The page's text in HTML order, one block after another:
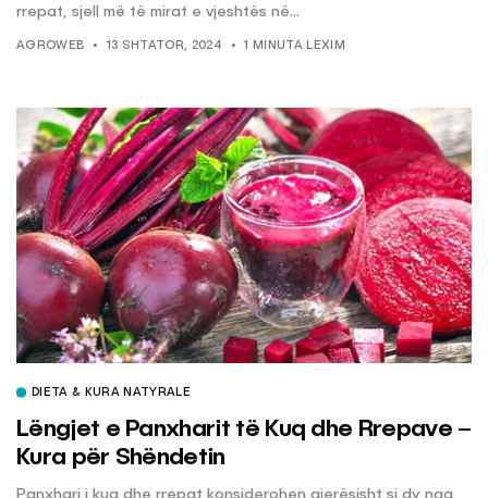
rrepat, sjell më të mirat e vjeshtës në...
AGROWEB 13 SHTATOR, 2024 1 MINUTA LEXIM
DIETA & KURA NATYRALE
Lëngjet e Panxharit të Kuq dhe Rrepave –
Kura për Shëndetin
Panxhari i kuq dhe rrepat konsiderohen gjerësisht si dy nga